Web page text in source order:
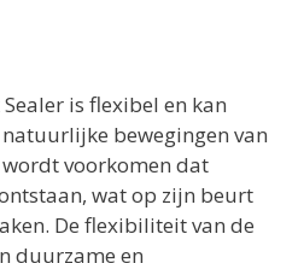
is flexibel en kan
bewegingen van
voorkomen dat
wat op zijn beurt
De flexibiliteit van de
duurzame en